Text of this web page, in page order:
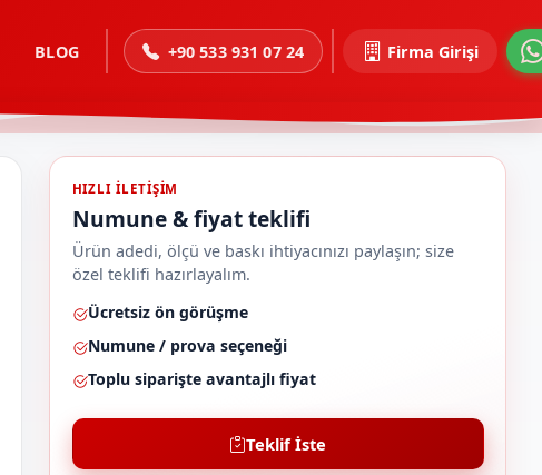
BLOG +90 533 931 07 24 Firma Girişi
HIZLI ILETIŞIM
Numune & fiyat teklifi
Ürün adedi, ölçü ve baskı ihtiyacınızı paylaşın; size
özel teklifi hazırlayalım.
Ücretsiz ön görüşme
Numune / prova seçeneği
Toplu siparişte avantajlı fiyat
Teklif İste